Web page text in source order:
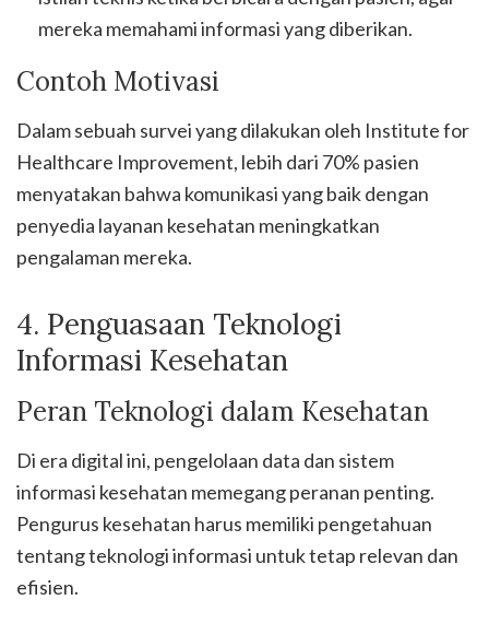
mereka memahami informasi yang diberikan.
Contoh Motivasi
Dalam sebuah survei yang dilakukan oleh Institute for
Healthcare Improvement, lebih dari 70% pasien
menyatakan bahwa komunikasi yang baik dengan
penyedia layanan kesehatan meningkatkan
pengalaman mereka.
4. Penguasaan Teknologi
Informasi Kesehatan
Peran Teknologi dalam Kesehatan
Di era digital ini, pengelolaan data dan sistem
informasi kesehatan memegang peranan penting.
Pengurus kesehatan harus memiliki pengetahuan
tentang teknologi informasi untuk tetap relevan dan
efisien.